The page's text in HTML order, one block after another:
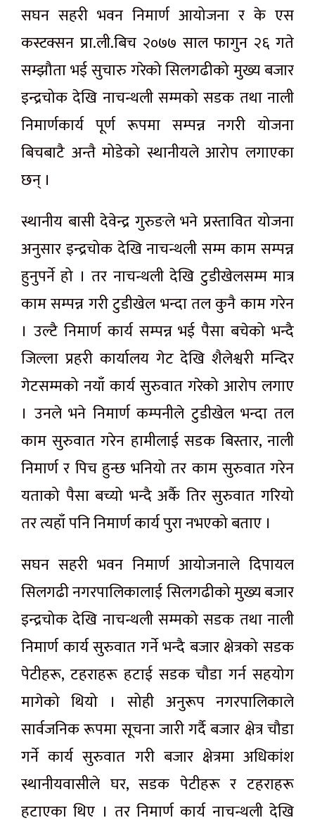
सघन सहरी भवन निमार्ण आयोजना र के एस
कस्टक्सन प्रा.ली.बिच २०७७ साल फागुन २६ गते
सम्झौता भई सुचारु गरेको सिलगढीको मुख्य बजार
इन्द्रचोक देखि नाचन्थली सम्मको सडक तथा नाली
निमार्णकार्य पूर्ण रूपमा सम्पन्न नगरी योजना
बिचबाटै अन्तै मोडेको स्थानीयले आरोप लगाएका
छन् ।
स्थानीय बासी देवेन्द्र गुरुङले भने प्रस्तावित योजना
अनुसार इन्द्रचोक देखि नाचन्थली सम्म काम सम्पन्न
हुनुपर्ने हो । तर नाचन्थली देखि टुडीखेलसम्म मात्र
काम सम्पन्न गरी टुडीखेल भन्दा तल कुनै काम गरेन
। उल्टै निमार्ण कार्य सम्पन्न भई पैसा बचेको भन्दै
जिल्ला प्रहरी कार्यालय गेट देखि शैलेश्वरी मन्दिर
गेटसम्मको नयाँ कार्य सुरुवात गरेको आरोप लगाए
। उनले भने निमार्ण कम्पनीले टुडीखेल भन्दा तल
काम सुरुवात गरेन हामीलाई सडक बिस्तार, नाली
निमार्ण र पिच हुन्छ भनियो तर काम सुरुवात गरेन
यताको पैसा बच्यो भन्दै अर्कै तिर सुरुवात गरियो
तर त्यहाँ पनि निमार्ण कार्य पुरा नभएको बताए ।
सघन सहरी भवन निमार्ण आयोजनाले दिपायल
सिलगढी नगरपालिकालाई सिलगढीको मुख्य बजार
इन्द्रचोक देखि नाचन्थली सम्मको सडक तथा नाली
निमार्ण कार्य सुरुवात गर्ने भन्दै बजार क्षेत्रको सडक
पेटीहरू, टहराहरू हटाई सडक चौडा गर्न सहयोग
मागेको थियो । सोही अनुरूप नगरपालिकाले
सार्वजनिक रूपमा सूचना जारी गर्दै बजार क्षेत्र चौडा
गर्ने कार्य सुरुवात गरी बजार क्षेत्रमा अधिकांश
स्थानीयवासीले घर, सडक पेटीहरू र टहराहरू
हटाएका थिए । तर निमार्ण कार्य नाचन्थली देखि